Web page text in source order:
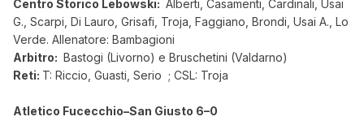
Centro Storico Lebowski: Alberti, Casamenti, Cardinali, Usai
G., Scarpi, Di Lauro, Grisafi, Troja, Faggiano, Brondi, Usai A., Lo
Verde. Allenatore: Bambagioni
Arbitro: Bastogi (Livorno) e Bruschetini (Valdarno)
Reti: T: Riccio, Guasti, Serio ; CSL: Troja
Atletico Fucecchio–San Giusto 6–0